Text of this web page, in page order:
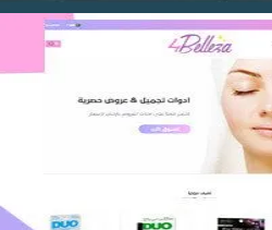
متجر فوربليزا
التفاصيل